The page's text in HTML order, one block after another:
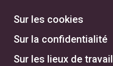
Sur les cookies
Sur la confidentialité
Sur les lieux de travail